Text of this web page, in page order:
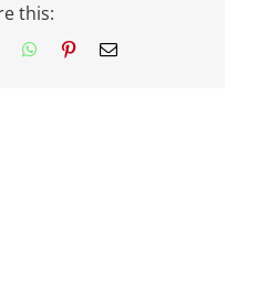
this:
LinkedInWhatsApp
PinterestEmail